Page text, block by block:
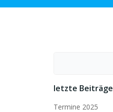
letzte Beiträge
Termine 2025